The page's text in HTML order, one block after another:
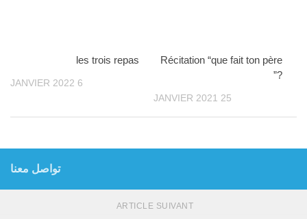
les trois repas
6 JANVIER 2022
Récitation “que fait ton père
?”
25 JANVIER 2021
تواصل معنا
ARTICLE SUIVANT